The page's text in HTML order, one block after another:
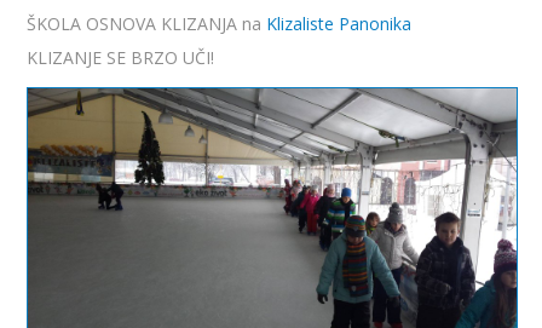
ŠKOLA OSNOVA KLIZANJA na Klizaliste Panonika
KLIZANJE SE BRZO UČI!